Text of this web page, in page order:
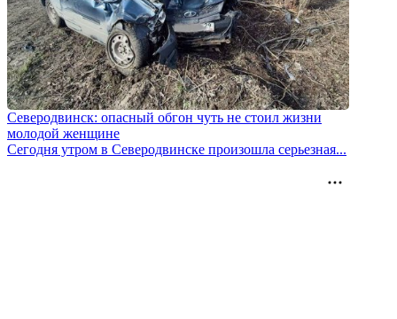
Северодвинск: опасный обгон чуть не стоил жизни
молодой женщине
Сегодня утром в Северодвинске произошла серьезная...